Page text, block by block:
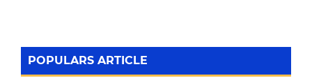
POPULARS ARTICLE